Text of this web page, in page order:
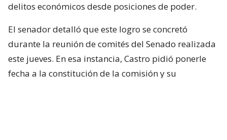
delitos económicos desde posiciones de poder.
El senador detalló que este logro se concretó
durante la reunión de comités del Senado realizada
este jueves. En esa instancia, Castro pidió ponerle
fecha a la constitución de la comisión y su